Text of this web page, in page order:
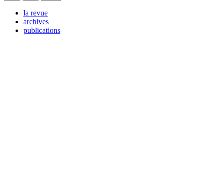
la revue
archives
publications